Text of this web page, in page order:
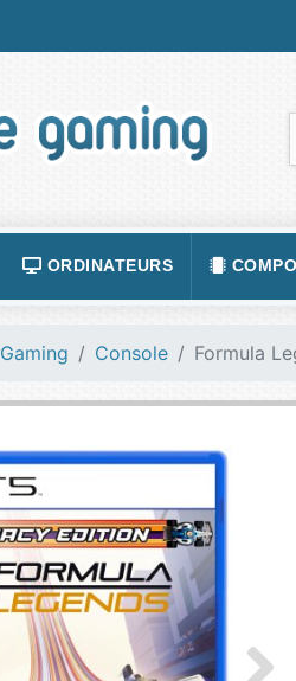
ORDINATEURS
ACCESSOIRES ORDINATEURS
LOGICIELS
TABLETTES
SERVEURS
BAGAGERIE
Gaming Console Formula